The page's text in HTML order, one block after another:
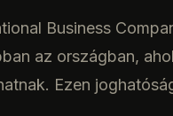
Business
az országban,
Ezen